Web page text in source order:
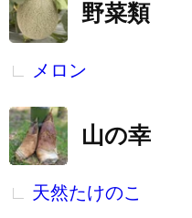
野菜類
メロン
山の幸
天然たけのこ